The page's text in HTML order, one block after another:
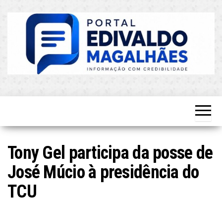
Atualizado!
Tony Gel participa da posse de
José Múcio à presidência do
TCU